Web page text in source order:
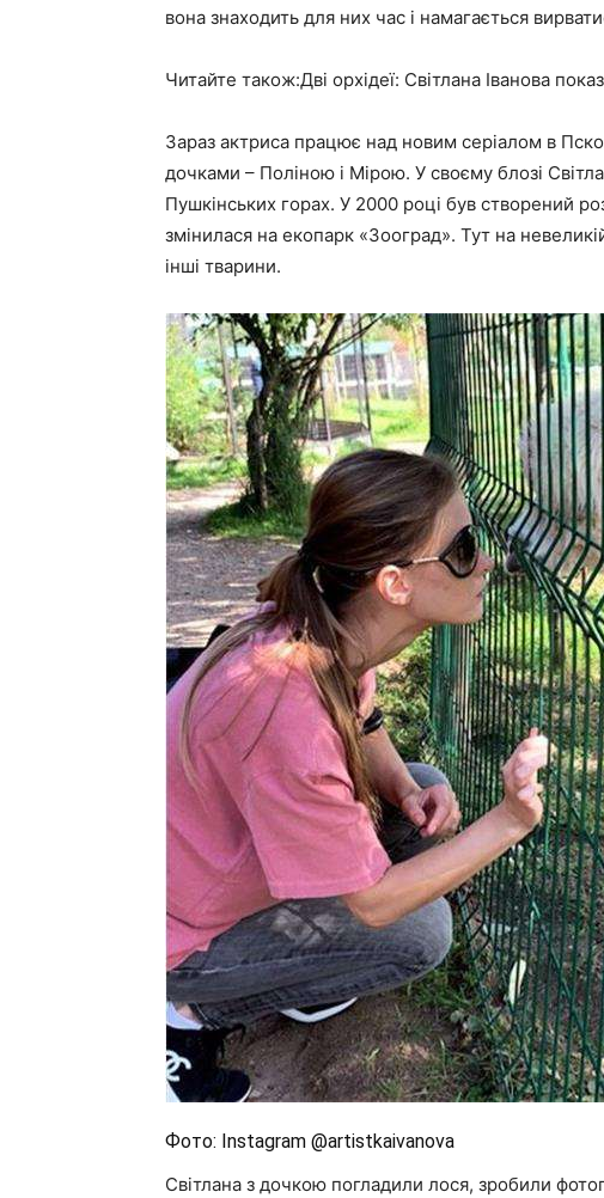
вона знаходить для них час і намагається
Читайте також:Дві орхідеї: Світлана Іванова
Зараз актриса працює над новим серіалом в
дочками – Поліною і Мірою. У своєму блозі
Пушкінських горах. У 2000 році був створений
змінилася на екопарк «Зооград». Тут на невеликій
інші тварини.
Фото: Instagram @artistkaivanova
Світлана з дочкою погладили лося, зробили